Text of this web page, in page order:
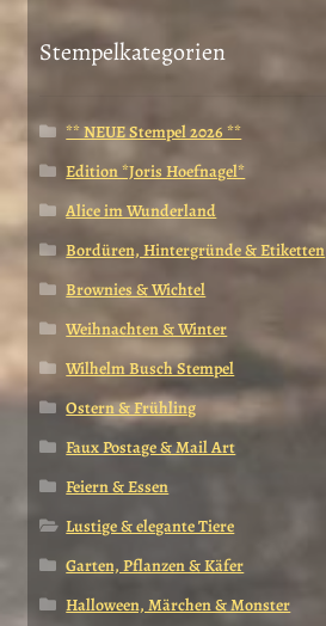
Stempelkategorien
** NEUE Stempel 2026 **
Edition *Joris Hoefnagel*
Alice im Wunderland
Bordüren, Hintergründe & Etiketten
Brownies & Wichtel
Weihnachten & Winter
Wilhelm Busch Stempel
Ostern & Frühling
Faux Postage & Mail Art
Feiern & Essen
Lustige & elegante Tiere
Garten, Pflanzen & Käfer
Halloween, Märchen & Monster